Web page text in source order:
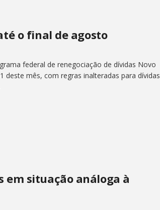
o final de agosto
federal de renegociação de dívidas Novo
mês, com regras inalteradas para dívidas
em situação análoga à